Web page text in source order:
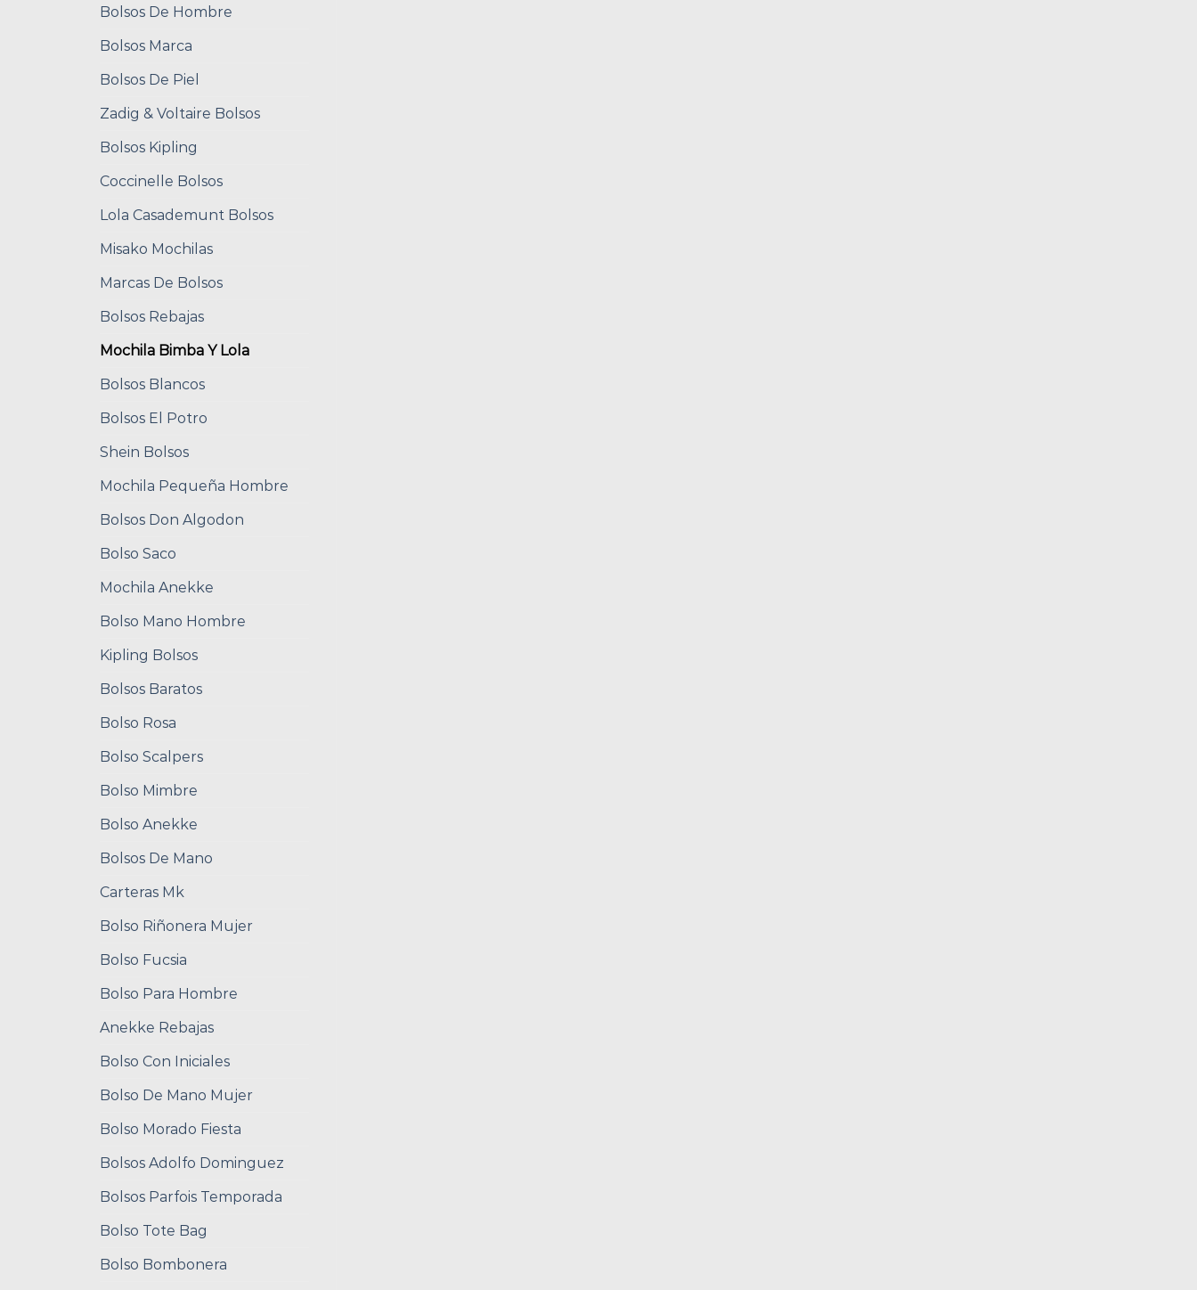
Bolsos De Hombre
Bolsos Marca
Bolsos De Piel
Zadig & Voltaire Bolsos
Bolsos Kipling
Coccinelle Bolsos
Lola Casademunt Bolsos
Misako Mochilas
Marcas De Bolsos
Bolsos Rebajas
Mochila Bimba Y Lola
Bolsos Blancos
Bolsos El Potro
Shein Bolsos
Mochila Pequeña Hombre
Bolsos Don Algodon
Bolso Saco
Mochila Anekke
Bolso Mano Hombre
Kipling Bolsos
Bolsos Baratos
Bolso Rosa
Bolso Scalpers
Bolso Mimbre
Bolso Anekke
Bolsos De Mano
Carteras Mk
Bolso Riñonera Mujer
Bolso Fucsia
Bolso Para Hombre
Anekke Rebajas
Bolso Con Iniciales
Bolso De Mano Mujer
Bolso Morado Fiesta
Bolsos Adolfo Dominguez
Bolsos Parfois Temporada
Bolso Tote Bag
Bolso Bombonera